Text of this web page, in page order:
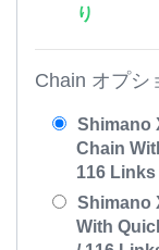
り
Chain オプシ
Shimano
Chain
116 Links
Shimano
With